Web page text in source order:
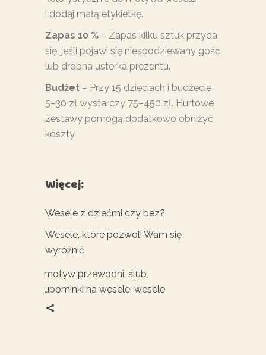
i dodaj małą etykietkę.
Zapas 10 % – Zapas kilku sztuk przyda
się, jeśli pojawi się niespodziewany gość
lub drobna usterka prezentu.
Budżet – Przy 15 dzieciach i budżecie
5–30 zł wystarczy 75–450 zł. Hurtowe
zestawy pomogą dodatkowo obniżyć
koszty.
Więcej:
Wesele z dziećmi czy bez?
Wesele, które pozwoli Wam się
wyróżnić
motyw przewodni, ślub,
upominki na wesele, wesele